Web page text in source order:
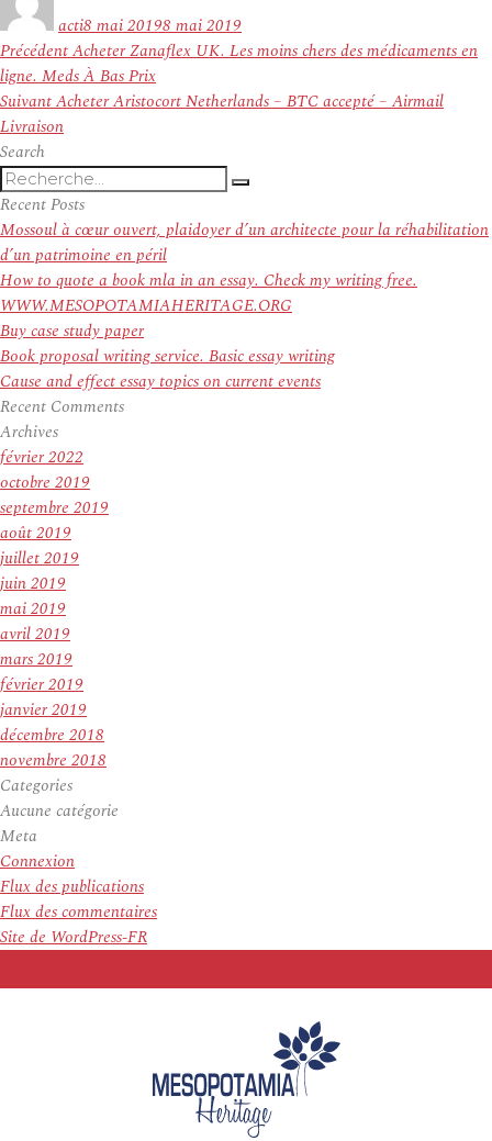
actile
8 mai 20198 mai 2019
Navigation
de
l’article
PrécédentArticle
précédent :
Acheter Zanaflex UK. Les moins chers des médicaments en
ligne. Meds À Bas Prix
SuivantArticle
suivant :
Acheter Aristocort Netherlands – BTC accepté – Airmail
Livraison
Search
Recherche
pour
:
Recherche
Recent Posts
Mossoul à cœur ouvert, plaidoyer d’un architecte pour la réhabilitation
d’un patrimoine en péril
How to quote a book mla in an essay. Check my writing free.
WWW.MESOPOTAMIAHERITAGE.ORG
Buy case study paper
Book proposal writing service. Basic essay writing
Cause and effect essay topics on current events
Recent Comments
Archives
février 2022
octobre 2019
septembre 2019
août 2019
juillet 2019
juin 2019
mai 2019
avril 2019
mars 2019
février 2019
janvier 2019
décembre 2018
novembre 2018
Categories
Aucune catégorie
Meta
Connexion
Flux des publications
Flux des commentaires
Site de WordPress-FR